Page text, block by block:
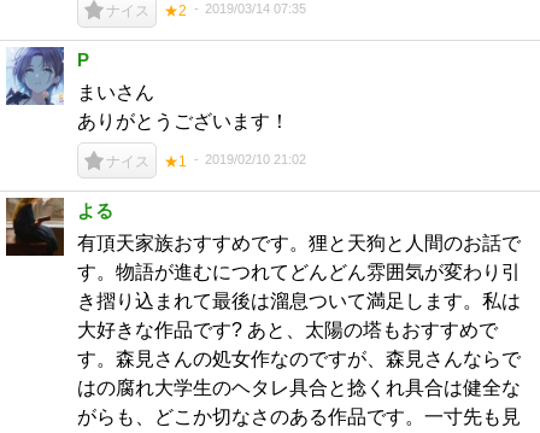
ナイス ★2 2019/03/14 07:35
P
まいさん
ありがとうございます！
ナイス ★1 2019/02/10 21:02
よる
有頂天家族おすすめです。狸と天狗と人間のお話で
す。物語が進むにつれてどんどん雰囲気が変わり引
き摺り込まれて最後は溜息ついて満足します。私は
大好きな作品です? あと、太陽の塔もおすすめで
す。森見さんの処女作なのですが、森見さんならで
はの腐れ大学生のヘタレ具合と捻くれ具合は健全な
がらも、どこか切なさのある作品です。一寸先も見